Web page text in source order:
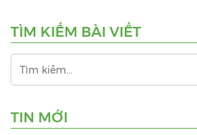
TÌM KIẾM BÀI VIẾT
TIN MỚI